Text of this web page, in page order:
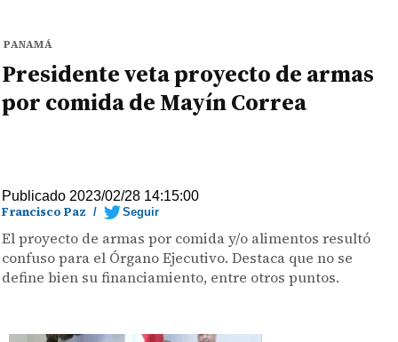
PANAMÁ
Presidente veta proyecto de armas
por comida de Mayín Correa
Publicado 2023/02/28 14:15:00
Francisco Paz / Seguir
El proyecto de armas por comida y/o alimentos resultó
confuso para el Órgano Ejecutivo. Destaca que no se
define bien su financiamiento, entre otros puntos.